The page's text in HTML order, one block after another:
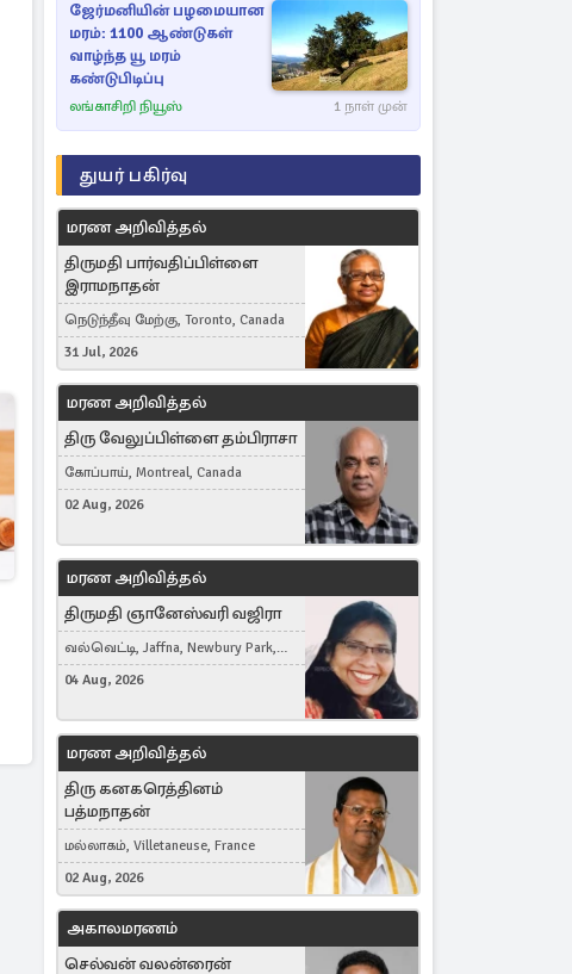
ஜேர்மனியின் பழமையான
மரம்: 1100 ஆண்டுகள்
வாழ்ந்த யூ மரம்
கண்டுபிடிப்பு
லங்காசிறி நியூஸ் 1 நாள் முன்
துயர் பகிர்வு
மரண அறிவித்தல்
திருமதி பார்வதிப்பிள்ளை
இராமநாதன்
நெடுந்தீவு மேற்கு, Toronto, Canada
31 Jul, 2026
மரண அறிவித்தல்
திரு வேலுப்பிள்ளை தம்பிராசா
கோப்பாய், Montreal, Canada
02 Aug, 2026
மரண அறிவித்தல்
திருமதி ஞானேஸ்வரி வஜிரா
வல்வெட்டி, Jaffna, Newbury Park,
United Kingdom
04 Aug, 2026
மரண அறிவித்தல்
திரு கனகரெத்தினம்
பத்மநாதன்
மல்லாகம், Villetaneuse, France
02 Aug, 2026
அகாலமரணம்
செல்வன் வலன்ரைன்